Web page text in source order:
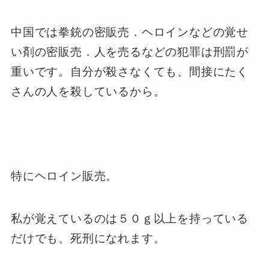
中国では拳銃の密販売．ヘロインなどの覚せ
い剤の密販売．人を売るなどの犯罪は刑罰が
重いです。自分が殺さなくても、間接にたく
さんの人を殺しているから。
特にヘロイン販売。
私が覚えているのは５０ｇ以上を持っている
だけでも、死刑になれます。